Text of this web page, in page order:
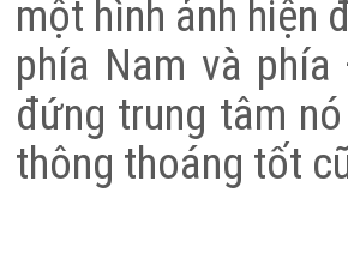
một hình ảnh hiện
phía Nam và
đứng trung tâm
thông thoáng tốt